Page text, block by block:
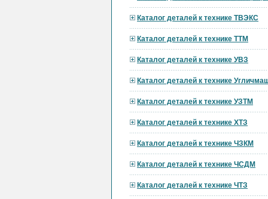
Каталог деталей к технике ТВЭКС
Каталог деталей к технике ТТМ
Каталог деталей к технике УВЗ
Каталог деталей к технике
Каталог деталей к технике УЗТМ
Каталог деталей к технике ХТЗ
Каталог деталей к технике ЧЗКМ
Каталог деталей к технике ЧСДМ
Каталог деталей к технике ЧТЗ